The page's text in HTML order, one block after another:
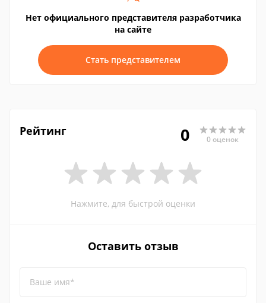
Нет официального представителя разработчика
на сайте
Стать представителем
Рейтинг 0 0 оценок
Нажмите, для быстрой оценки
Оставить отзыв
Ваше имя*